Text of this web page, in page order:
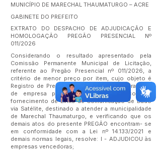
MUNICÍPIO DE MARECHAL THAUMATURGO – ACRE
GABINETE DO PREFEITO
EXTRATO DO DESPACHO DE ADJUDICAÇÃO E
HOMOLOGAÇÃO PREGÃO PRESENCIAL Nº
011/2026
Considerando o resultado apresentado pela
Comissão Permanente Municipal de Licitação,
referente ao Pregão Presencial nº 011/2026, a
critério de menor preço por item, cujo objeto é
Registro de Preços visando a futura contratação
de empresa para prestação de serviços de
fornecimento de Links de Comunicação de Dado
via Satélite, destinado a atender a municipalidade
de Marechal Thaumaturgo, e verificando que os
demais atos do presente PREGÃO encontram- se
em conformidade com a Lei nº 14.133/2021 e
demais normas legais, resolve: I - ADJUDICOU às
empresas vencedoras;